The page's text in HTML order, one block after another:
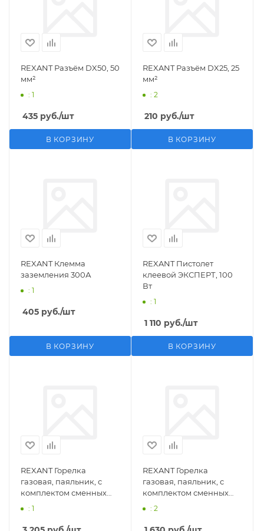
REXANT Разъём DX50, 50
мм²
: 1
435 руб./шт
В КОРЗИНУ
REXANT Разъём DX25, 25
мм²
: 2
210 руб./шт
В КОРЗИНУ
REXANT Клемма
заземления 300А
: 1
405 руб./шт
В КОРЗИНУ
REXANT Пистолет
клеевой ЭКСПЕРТ, 100
Вт
: 1
1 110 руб./шт
В КОРЗИНУ
REXANT Горелка
газовая, паяльник, с
комплектом сменных
насадок, 11 предметов
: 1
REXANT Горелка
газовая, паяльник, с
комплектом сменных
насадок, 3 предмета
: 2